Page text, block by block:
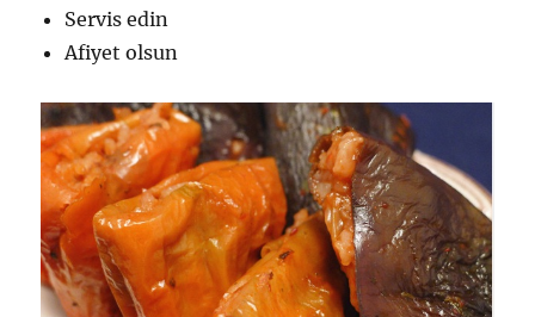
Servis edin
Afiyet olsun